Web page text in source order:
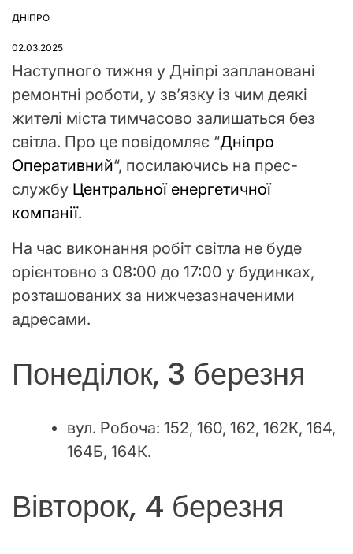
ОПУБЛІКУВАТИ
ДНІПРО
02.03.2025
Наступного тижня у Дніпрі заплановані
ремонтні роботи, у зв’язку із чим деякі
жителі міста тимчасово залишаться без
світла. Про це повідомляє “Дніпро
Оперативний“, посилаючись на прес-
службу Центральної енергетичної
компанії.
На час виконання робіт світла не буде
орієнтовно з 08:00 до 17:00 у будинках,
розташованих за нижчезазначеними
адресами.
Понеділок, 3 березня
вул. Робоча: 152, 160, 162, 162К, 164,
164Б, 164К.
Вівторок, 4 березня